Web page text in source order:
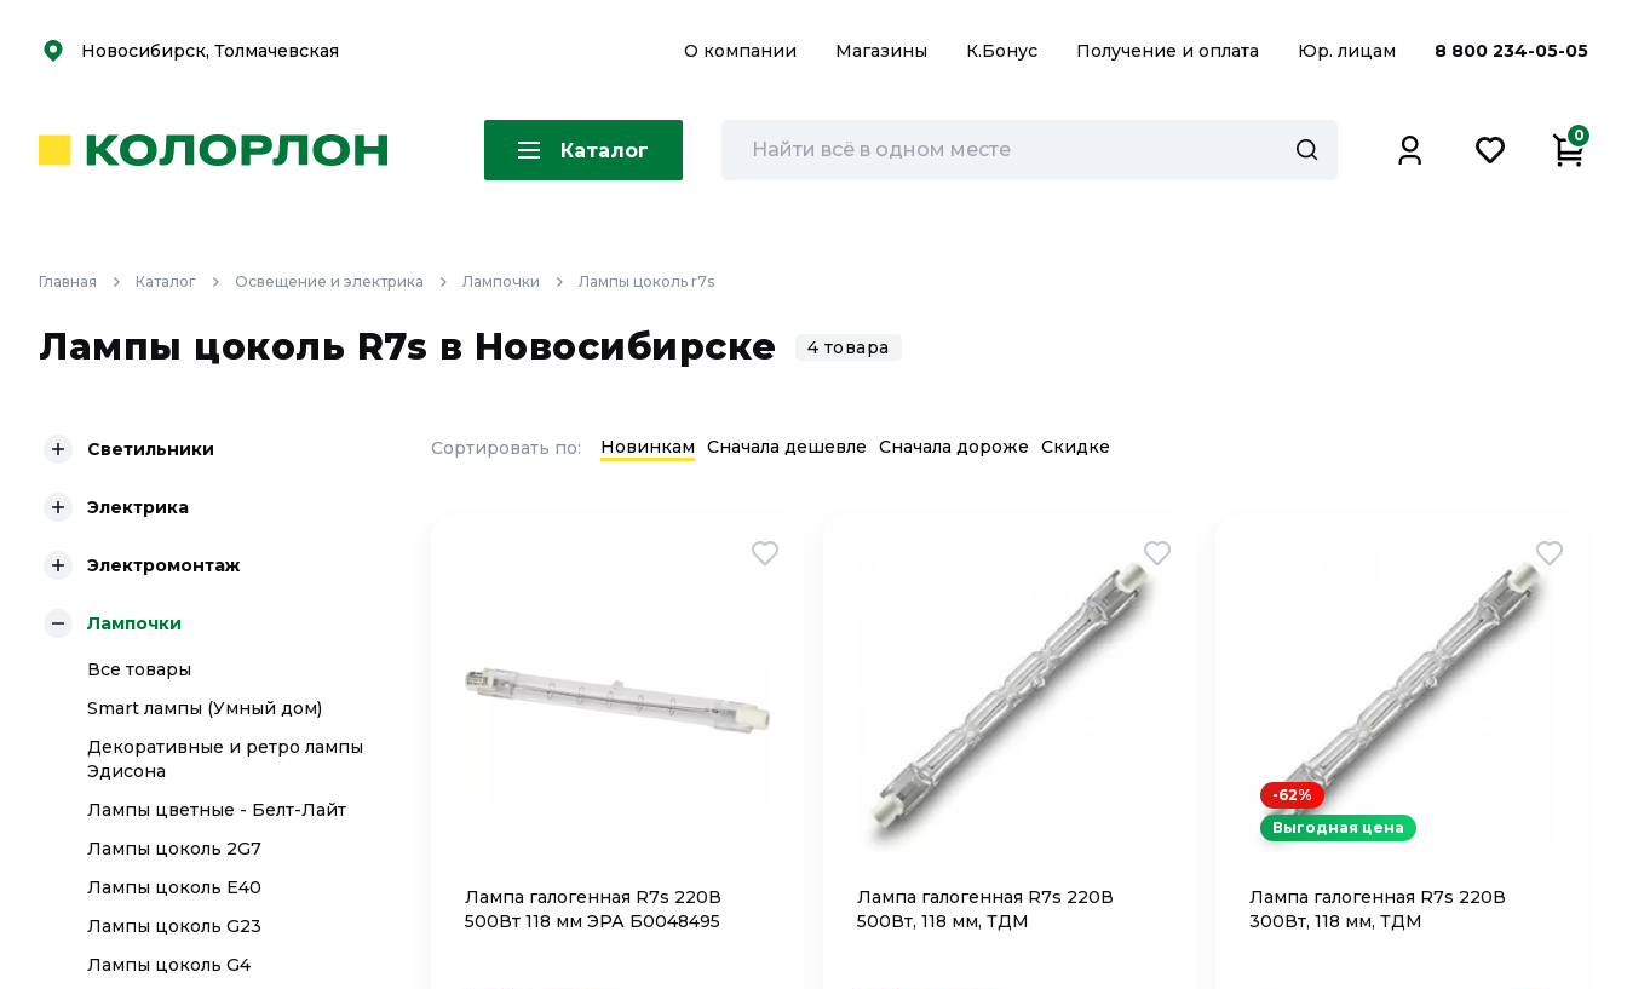
Скоро
Скоро
Новосибирск, Толмачевская О компании Магазины К.Бонус Получение и оплата Юр. лицам 8 800 234-05-05
Каталог
0
Главная Каталог Освещение и электрика Лампочки Лампы цоколь r7s
Лампы цоколь R7s в Новосибирске 4 товара
Светильники
Электрика
Электромонтаж
Лампочки
Все товары
Smart лампы (Умный дом)
Декоративные и ретро лампы
Эдисона
Лампы цветные - Белт-Лайт
Лампы цоколь 2G7
Лампы цоколь E40
Лампы цоколь G23
Лампы цоколь G4
Сортировать по: Новинкам Сначала дешевле Сначала дороже Скидке
Лампа галогенная R7s 220В
500Вт 118 мм ЭРА Б0048495
Лампа галогенная R7s 220В
500Вт, 118 мм, ТДМ
Лампа галогенная R7s 220В
300Вт, 118 мм, ТДМ
-62%
Выгодная цена